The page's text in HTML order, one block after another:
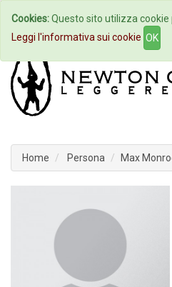
Home
Home Persona Max
Cookies:Questo sito utilizza
Leggi l'informativa sui cookie OK